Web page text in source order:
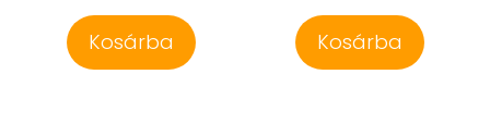
Kosárba Kosárba